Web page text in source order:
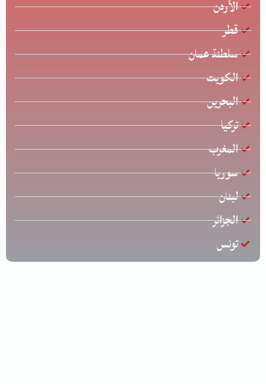
الأردن
قطر
سلطنة عمان
الكويت
البحرين
تركيا
المغرب
سوريا
لبنان
الجزائر
تونس